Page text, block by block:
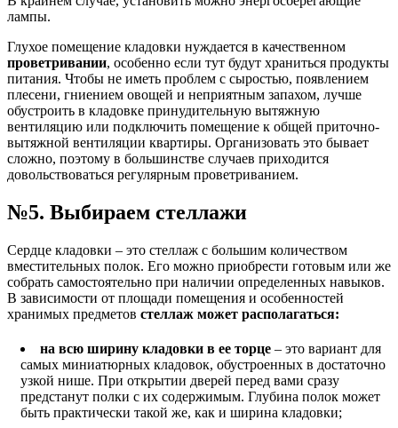
лампы.
Глухое помещение кладовки нуждается в качественном
проветривании, особенно если тут будут храниться продукты
питания. Чтобы не иметь проблем с сыростью, появлением
плесени, гниением овощей и неприятным запахом, лучше
обустроить в кладовке принудительную вытяжную
вентиляцию или подключить помещение к общей приточно-
вытяжной вентиляции квартиры. Организовать это бывает
сложно, поэтому в большинстве случаев приходится
довольствоваться регулярным проветриванием.
№5. Выбираем стеллажи
Сердце кладовки – это стеллаж с большим количеством
вместительных полок. Его можно приобрести готовым или же
собрать самостоятельно при наличии определенных навыков.
В зависимости от площади помещения и особенностей
хранимых предметов стеллаж может располагаться:
на всю ширину кладовки в ее торце – это вариант для
самых миниатюрных кладовок, обустроенных в достаточно
узкой нише. При открытии дверей перед вами сразу
предстанут полки с их содержимым. Глубина полок может
быть практически такой же, как и ширина кладовки;